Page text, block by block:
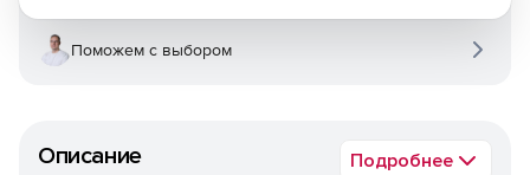
Описание Подробнее
Поможем с выбором